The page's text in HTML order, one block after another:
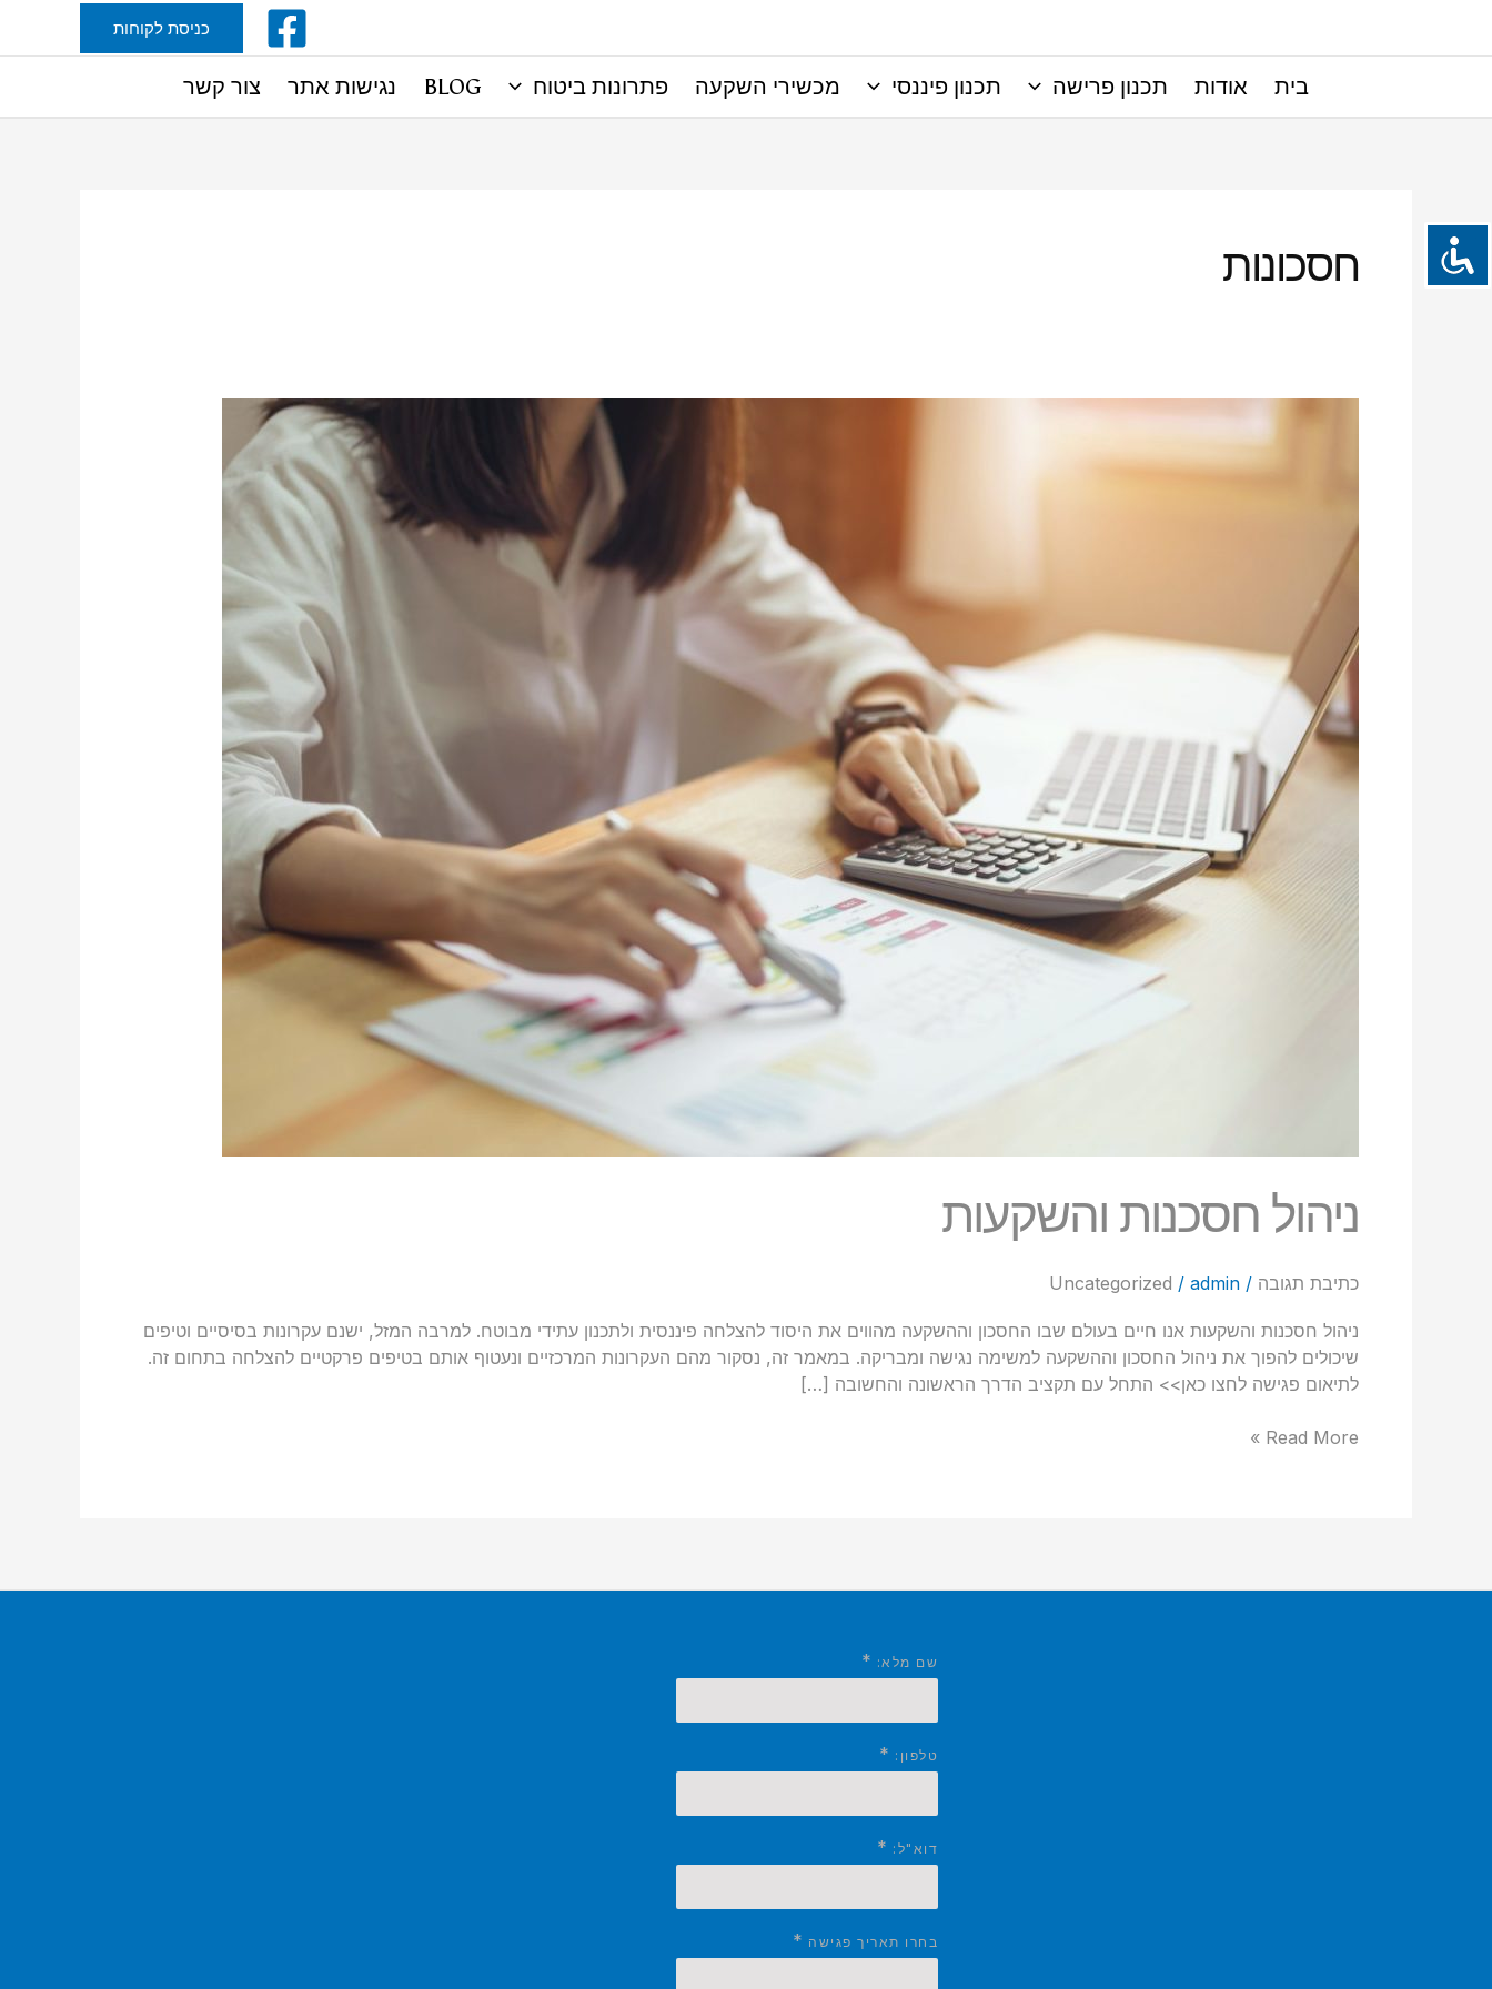
כניסת לקוחות
בית אודות תכנון פרישה תכנון פיננסי מכשירי השקעה פתרונות ביטוח BLOG נגישות אתר צור קשר
חסכונות
ניהול חסכנות והשקעות
כתיבת תגובה /
Uncategorized / admin
ניהול חסכנות והשקעות אנו חיים בעולם שבו החסכון וההשקעה מהווים את היסוד להצלחה פיננסית ולתכנון עתידי מבוטח. למרבה המזל, ישנם עקרונות בסיסיים וטיפים
שיכולים להפוך את ניהול החסכון וההשקעה למשימה נגישה ומבריקה. במאמר זה, נסקור מהם העקרונות המרכזיים ונעטוף אותם בטיפים פרקטיים להצלחה בתחום זה.
לתיאום פגישה לחצו כאן>> התחל עם תקציב הדרך הראשונה והחשובה […]
Read More »
שם מלא: *
טלפון: *
דוא"ל: *
בחרו תאריך פגישה *